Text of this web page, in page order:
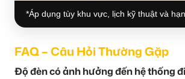
*Áp dụng tùy khu vực, lịch kỹ thuật và
FAQ – Câu Hỏi Thường Gặp
Độ đèn có ảnh hưởng đến hệ thống